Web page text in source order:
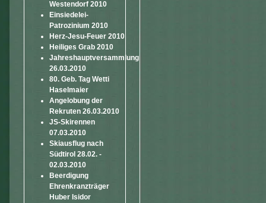
Westendorf 2010
Einsiedelei-
Patrozinium 2010
Herz-Jesu-Feuer 2010
Heiliges Grab 2010
Jahreshauptversammlung
26.03.2010
80. Geb. Tag Wetti
Haselmaier
Angelobung der
Rekruten 26.03.2010
JS-Skirennen
07.03.2010
Skiausflug nach
Südtirol 28.02. -
02.03.2010
Beerdigung
Ehrenkranzträger
Huber Isidor